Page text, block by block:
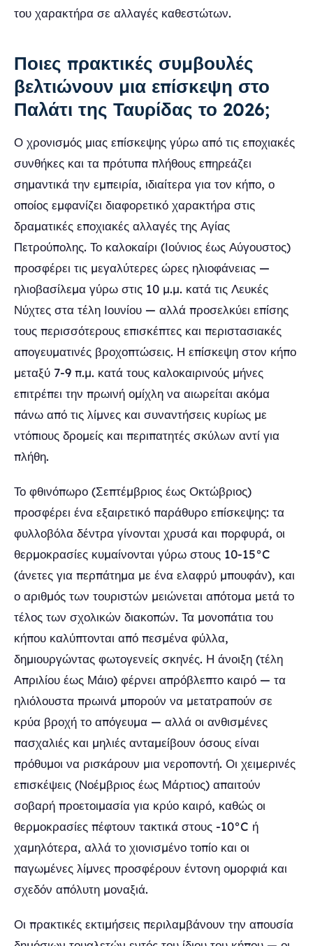
του χαρακτήρα σε αλλαγές καθεστώτων.
Ποιες πρακτικές συμβουλές
βελτιώνουν μια επίσκεψη στο
Παλάτι της Ταυρίδας το 2026;
Ο χρονισμός μιας επίσκεψης γύρω από τις εποχιακές
συνθήκες και τα πρότυπα πλήθους επηρεάζει
σημαντικά την εμπειρία, ιδιαίτερα για τον κήπο, ο
οποίος εμφανίζει διαφορετικό χαρακτήρα στις
δραματικές εποχιακές αλλαγές της Αγίας
Πετρούπολης. Το καλοκαίρι (Ιούνιος έως Αύγουστος)
προσφέρει τις μεγαλύτερες ώρες ηλιοφάνειας —
ηλιοβασίλεμα γύρω στις 10 μ.μ. κατά τις Λευκές
Νύχτες στα τέλη Ιουνίου — αλλά προσελκύει επίσης
τους περισσότερους επισκέπτες και περιστασιακές
απογευματινές βροχοπτώσεις. Η επίσκεψη στον κήπο
μεταξύ 7-9 π.μ. κατά τους καλοκαιρινούς μήνες
επιτρέπει την πρωινή ομίχλη να αιωρείται ακόμα
πάνω από τις λίμνες και συναντήσεις κυρίως με
ντόπιους δρομείς και περιπατητές σκύλων αντί για
πλήθη.
Το φθινόπωρο (Σεπτέμβριος έως Οκτώβριος)
προσφέρει ένα εξαιρετικό παράθυρο επίσκεψης: τα
φυλλοβόλα δέντρα γίνονται χρυσά και πορφυρά, οι
θερμοκρασίες κυμαίνονται γύρω στους 10-15°C
(άνετες για περπάτημα με ένα ελαφρύ μπουφάν), και
ο αριθμός των τουριστών μειώνεται απότομα μετά το
τέλος των σχολικών διακοπών. Τα μονοπάτια του
κήπου καλύπτονται από πεσμένα φύλλα,
δημιουργώντας φωτογενείς σκηνές. Η άνοιξη (τέλη
Απριλίου έως Μάιο) φέρνει απρόβλεπτο καιρό — τα
ηλιόλουστα πρωινά μπορούν να μετατραπούν σε
κρύα βροχή το απόγευμα — αλλά οι ανθισμένες
πασχαλιές και μηλιές ανταμείβουν όσους είναι
πρόθυμοι να ρισκάρουν μια νεροποντή. Οι χειμερινές
επισκέψεις (Νοέμβριος έως Μάρτιος) απαιτούν
σοβαρή προετοιμασία για κρύο καιρό, καθώς οι
θερμοκρασίες πέφτουν τακτικά στους -10°C ή
χαμηλότερα, αλλά το χιονισμένο τοπίο και οι
παγωμένες λίμνες προσφέρουν έντονη ομορφιά και
σχεδόν απόλυτη μοναξιά.
Οι πρακτικές εκτιμήσεις περιλαμβάνουν την απουσία